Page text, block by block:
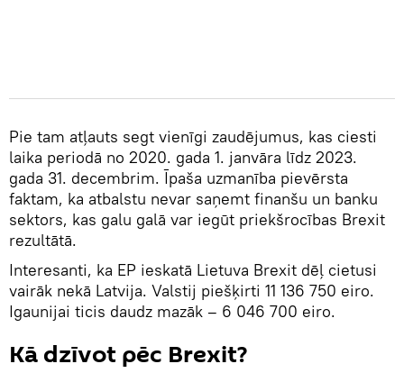
Pie tam atļauts segt vienīgi zaudējumus, kas ciesti
laika periodā no 2020. gada 1. janvāra līdz 2023.
gada 31. decembrim. Īpaša uzmanība pievērsta
faktam, ka atbalstu nevar saņemt finanšu un banku
sektors, kas galu galā var iegūt priekšrocības Brexit
rezultātā.
Interesanti, ka EP ieskatā Lietuva Brexit dēļ cietusi
vairāk nekā Latvija. Valstij piešķirti 11 136 750 eiro.
Igaunijai ticis daudz mazāk – 6 046 700 eiro.
Kā dzīvot pēc Brexit?